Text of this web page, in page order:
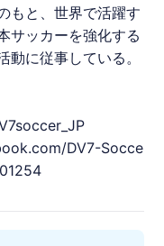
もと、世界で活躍す
サッカーを強化する
動に従事している。
DV7-Socce